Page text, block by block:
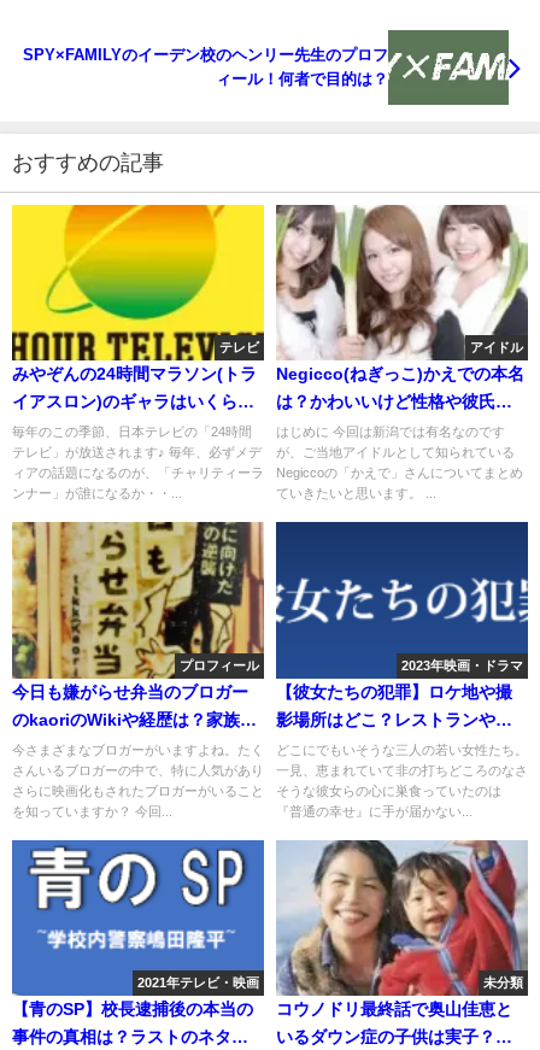
SPY×FAMILYのイーデン校のヘンリー先生のプロフ
ィール！何者で目的は？
おすすめの記事
テレビ
みやぞんの24時間マラソン(トラ
イアスロン)のギャラはいくら？
年収は？
毎年のこの季節、日本テレビの「24時間
テレビ」が放送されます♪ 毎年、必ずメデ
ィアの話題になるのが、「チャリティーラ
ンナー」が誰になるか・・...
アイドル
Negicco(ねぎっこ)かえでの本名
は？かわいいけど性格や彼氏に
ついて
はじめに 今回は新潟では有名なのです
が、ご当地アイドルとして知られている
Negiccoの「かえで」さんについてまとめ
ていきたいと思います。 ...
プロフィール
今日も嫌がらせ弁当のブロガー
のkaoriのWikiや経歴は？家族と
の感動秘話も
今さまざまなブロガーがいますよね。たく
さんいるブロガーの中で、特に人気があり
さらに映画化もされたブロガーがいること
を知っていますか？ 今回...
2023年映画・ドラマ
【彼女たちの犯罪】ロケ地や撮
影場所はどこ？レストランや居
酒屋など
どこにでもいそうな三人の若い女性たち。
一見、恵まれていて非の打ちどころのなさ
そうな彼女らの心に巣食っていたのは
『普通の幸せ』に手が届かない...
2021年テレビ・映画
【青のSP】校長逮捕後の本当の
事件の真相は？ラストのネタバ
未分類
コウノドリ最終話で奥山佳恵と
いるダウン症の子供は実子？プ